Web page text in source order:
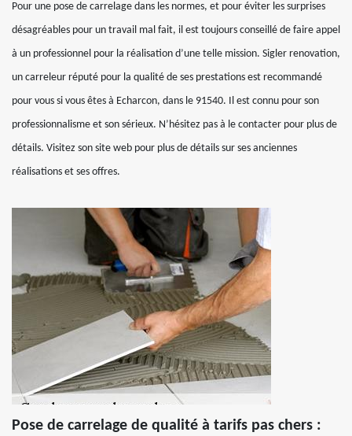
Pour une pose de carrelage dans les normes, et pour éviter les surprises
désagréables pour un travail mal fait, il est toujours conseillé de faire appel
à un professionnel pour la réalisation d’une telle mission. Sigler renovation,
un carreleur réputé pour la qualité de ses prestations est recommandé
pour vous si vous êtes à Echarcon, dans le 91540. Il est connu pour son
professionnalisme et son sérieux. N’hésitez pas à le contacter pour plus de
détails. Visitez son site web pour plus de détails sur ses anciennes
réalisations et ses offres.
Pose de carrelage de qualité à tarifs pas chers :